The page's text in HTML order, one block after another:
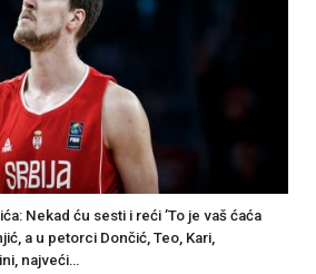
Nekad ću sesti i reći ’To je vaš ćaća
a u petorci Dončić, Teo, Kari,
najveći…